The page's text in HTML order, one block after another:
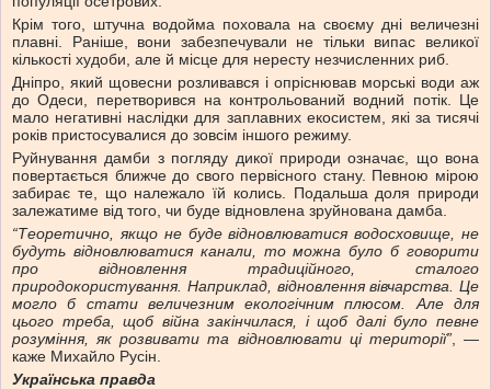
Крім того, штучна водойма поховала на своєму дні величезні
плавні. Раніше, вони забезпечували не тільки випас великої
кількості худоби, але й місце для нересту незчисленних риб.
Дніпро, який щовесни розливався і опріснював морські води аж
до Одеси, перетворився на контрольований водний потік. Це
мало негативні наслідки для заплавних екосистем, які за тисячі
років пристосувалися до зовсім іншого режиму.
Руйнування дамби з погляду дикої природи означає, що вона
повертається ближче до свого первісного стану. Певною мірою
забирає те, що належало їй колись. Подальша доля природи
залежатиме від того, чи буде відновлена зруйнована дамба.
“Теоретично, якщо не буде відновлюватися водосховище, не
будуть відновлюватися канали, то можна було б говорити
про відновлення традиційного, сталого
природокористування. Наприклад, відновлення вівчарства. Це
могло б стати величезним екологічним плюсом. Але для
цього треба, щоб війна закінчилася, і щоб далі було певне
розуміння, як розвивати та відновлювати ці території”, —
каже Михайло Русін.
Українська правда